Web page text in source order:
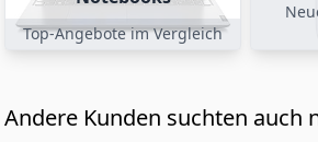
Top-Angebote im Vergleich
Andere Kunden suchten auch